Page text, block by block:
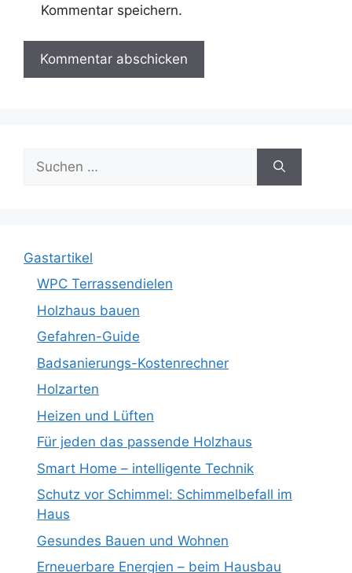
Kommentar speichern.
nach:
Gastartikel
WPC Terrassendielen
Holzhaus bauen
Gefahren-Guide
Badsanierungs-Kostenrechner
Holzarten
Heizen und Lüften
Für jeden das passende Holzhaus
Smart Home – intelligente Technik
Schutz vor Schimmel: Schimmelbefall im
Haus
Gesundes Bauen und Wohnen
Erneuerbare Energien – beim Hausbau